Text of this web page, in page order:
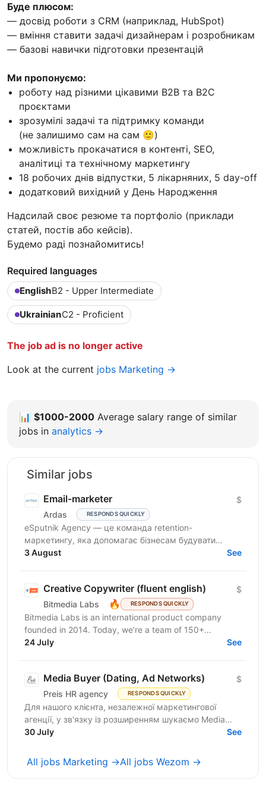
Буде плюсом:
— досвід роботи з CRM (наприклад, HubSpot)
— вміння ставити задачі дизайнерам і розробникам
— базові навички підготовки презентацій
Ми пропонуємо:
роботу над різними цікавими B2B та B2C
проєктами
зрозумілі задачі та підтримку команди
(не залишимо сам на сам 🙂)
можливість прокачатися в контенті, SEO,
аналітиці та технічному маркетингу
18 робочих днів відпустки, 5 лікарняних, 5 day-off
додатковий вихідний у День Народження
Надсилай своє резюме та портфоліо (приклади
статей, постів або кейсів).
Будемо раді познайомитись!
Required languages
EnglishB2 - Upper Intermediate
UkrainianC2 - Proficient
The job ad is no longer active
Look at the current jobs Marketing →
📊 $1000-2000 Average salary range of similar
jobs in analytics →
Similar jobs
Email-marketer
Ardas RESPONDS QUICKLY
$
eSputnik Agency — це команда retention-
маркетингу, яка допомагає бізнесам будувати
ефективні комунікації з клієнтами за допомогою
3 August See
Creative Copywriter (fluent english)
Bitmedia Labs 🔥 RESPONDS QUICKLY
$
Bitmedia Labs is an international product company
founded in 2014. Today, we’re a team of 150+
specialists working globally, building products used
24 July See
Media Buyer (Dating, Ad Networks)
Preis HR agency RESPONDS QUICKLY
$
Для нашого клієнта, незалежної маркетингової
агенції, у зв'язку із розширенням шукаємо Media
Buyer (Dating, Ad Networks) з можливістю
30 July See
All jobs Marketing →All jobs Wezom →